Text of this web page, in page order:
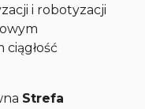
i robotyzacji
Strefa